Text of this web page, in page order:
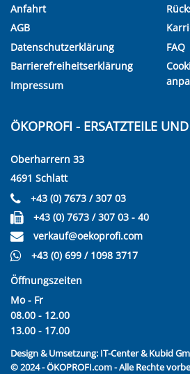
Anfahrt
AGB
Datenschutzerklärung
Barrierefreiheitserklärung
Impressum
FAQ
ÖKOPROFI - ERSATZTEILE
Oberharrern 33
4691 Schlatt
+43 (0) 7673 / 307 03
+43 (0) 7673 / 307 03 - 40
verkauf@oekoprofi.com
+43 (0) 699 / 1098 3717
Öffnungszeiten
Mo - Fr
08.00 - 12.00
13.00 - 17.00
Design & Umsetzung: IT-Center & Kubid
© 2024 - ÖKOPROFI.com - Alle Rechte